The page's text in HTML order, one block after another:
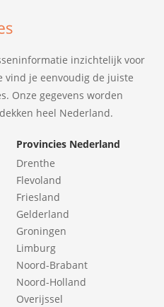
inzichtelijk voor
vind je eenvoudig de juiste
Onze gegevens worden
heel Nederland.
Provincies Nederland
Drenthe
Flevoland
Friesland
Gelderland
Groningen
Limburg
Noord-Brabant
Noord-Holland
Overijssel